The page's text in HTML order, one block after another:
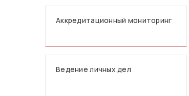
Аккредитационный мониторинг
Ведение личных дел